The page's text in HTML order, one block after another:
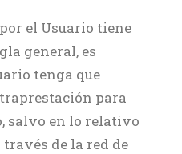
el Usuario tiene
general, es
tenga que
para
salvo en lo relativo
de la red de